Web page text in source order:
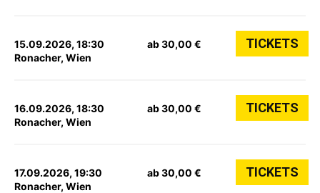
15.09.2026, 18:30
Ronacher, Wien
ab 30,00 € TICKETS
16.09.2026, 18:30
Ronacher, Wien
ab 30,00 € TICKETS
17.09.2026, 19:30
Ronacher, Wien
ab 30,00 € TICKETS